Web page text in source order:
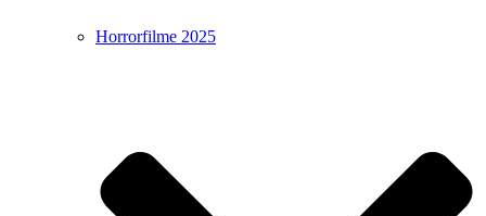
Horrorfilme 2025